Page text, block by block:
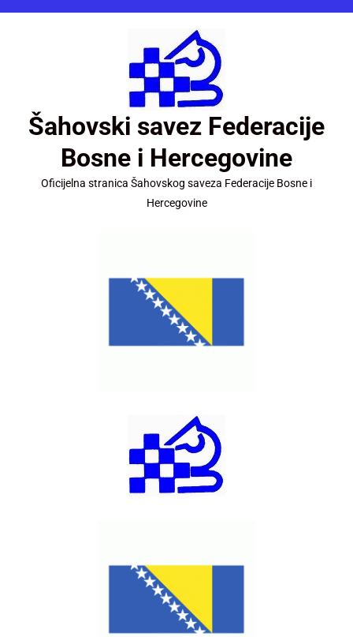
Šahovski savez Federacije
Bosne i Hercegovine
Oficijelna stranica Šahovskog saveza Federacije Bosne i
Hercegovine